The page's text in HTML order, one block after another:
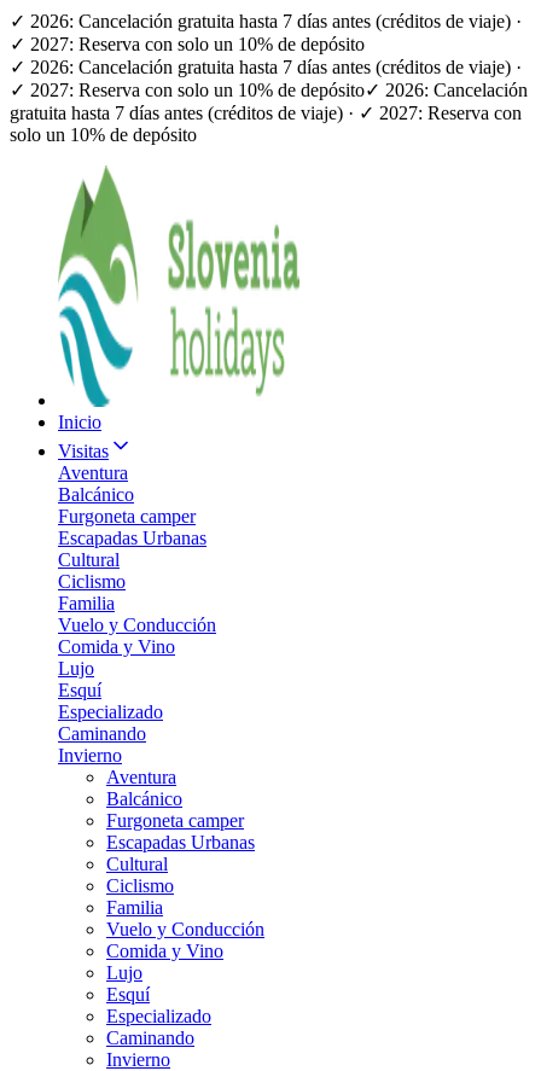
✓ 2026: Cancelación gratuita hasta 7 días antes (créditos de viaje) ·
✓ 2027: Reserva con solo un 10% de depósito
✓ 2026: Cancelación gratuita hasta 7 días antes (créditos de viaje) ·
✓ 2027: Reserva con solo un 10% de depósito✓ 2026: Cancelación
gratuita hasta 7 días antes (créditos de viaje) · ✓ 2027: Reserva con
solo un 10% de depósito
Inicio
Visitas
Aventura
Balcánico
Furgoneta camper
Escapadas Urbanas
Cultural
Ciclismo
Familia
Vuelo y Conducción
Comida y Vino
Lujo
Esquí
Especializado
Caminando
Invierno
Aventura
Balcánico
Furgoneta camper
Escapadas Urbanas
Cultural
Ciclismo
Familia
Vuelo y Conducción
Comida y Vino
Lujo
Esquí
Especializado
Caminando
Invierno